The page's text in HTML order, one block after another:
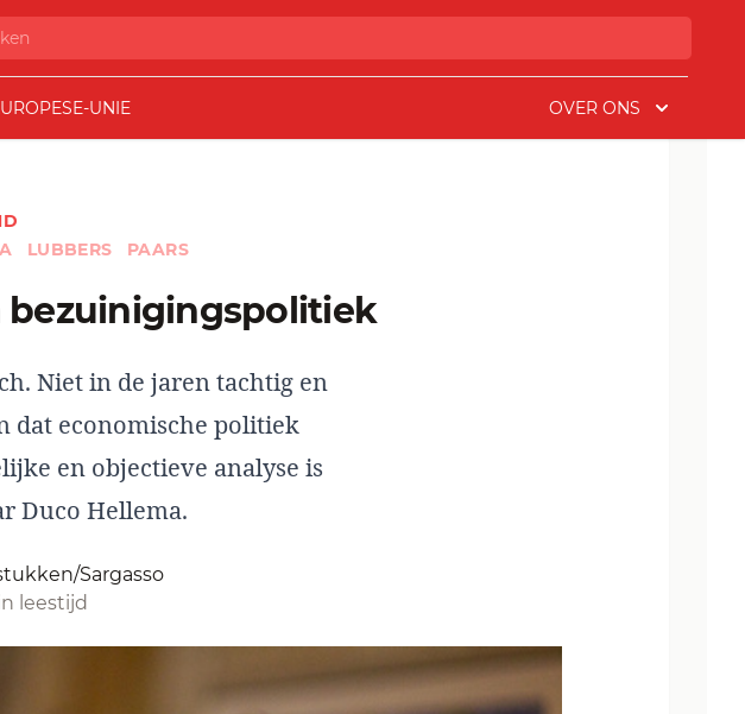
UNIE OVER ONS
LUBBERS PAARS
bezuinigingspolitiek
Niet in de jaren tachtig en
dat economische politiek
en objectieve analyse is
Duco Hellema.
Sargasso
leestijd